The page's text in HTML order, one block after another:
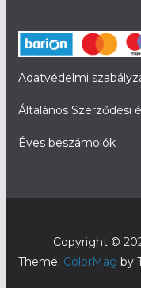
Adatvédelmi
Általános Szerződési
Éves beszámolók
Copyright ©
Theme: ColorMag by